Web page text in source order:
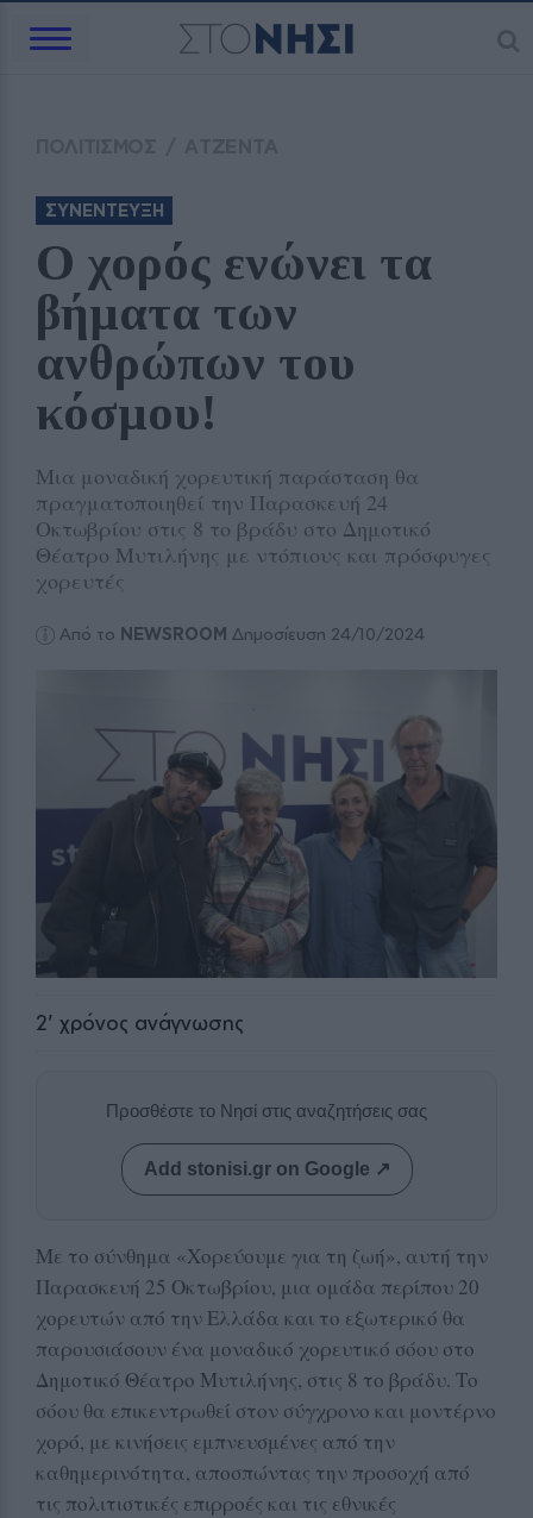
ΣΥΝΕΝΤΕΥΞΗ
Ο χορός ενώνει τα
βήματα των
ανθρώπων του
κόσμου!
Μια μοναδική χορευτική παράσταση θα
πραγματοποιηθεί την Παρασκευή 24
Οκτωβρίου στις 8 το βράδυ στο Δημοτικό
Θέατρο Μυτιλήνης με ντόπιους και πρόσφυγες
χορευτές
Από το NEWSROOM Δημοσίευση 24/10/2024
2' χρόνος ανάγνωσης
Προσθέστε το Νησί στις αναζητήσεις σας
Add stonisi.gr on Google ↗
Με το σύνθημα «Χορεύουμε για τη ζωή», αυτή την
Παρασκευή 25 Οκτωβρίου, μια ομάδα περίπου 20
χορευτών από την Ελλάδα και το εξωτερικό θα
παρουσιάσουν ένα μοναδικό χορευτικό σόου στο
Δημοτικό Θέατρο Μυτιλήνης, στις 8 το βράδυ. Το
σόου θα επικεντρωθεί στον σύγχρονο και μοντέρνο
χορό, με κινήσεις εμπνευσμένες από την
καθημερινότητα, αποσπώντας την προσοχή από
τις πολιτιστικές επιρροές και τις εθνικές